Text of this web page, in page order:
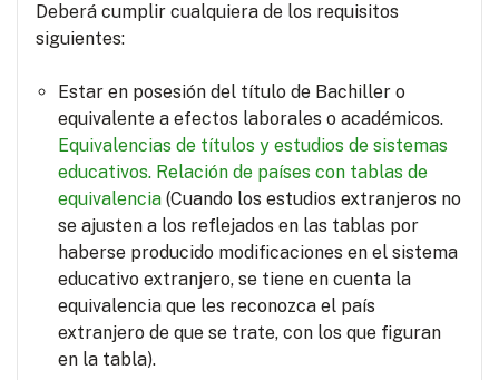
Deberá cumplir cualquiera de los requisitos
siguientes:
Estar en posesión del título de Bachiller o
equivalente a efectos laborales o académicos.
Equivalencias de títulos y estudios de sistemas
educativos. Relación de países con tablas de
equivalencia (Cuando los estudios extranjeros no
se ajusten a los reflejados en las tablas por
haberse producido modificaciones en el sistema
educativo extranjero, se tiene en cuenta la
equivalencia que les reconozca el país
extranjero de que se trate, con los que figuran
en la tabla).